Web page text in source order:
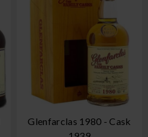
Glenfarclas 1980 - Cask